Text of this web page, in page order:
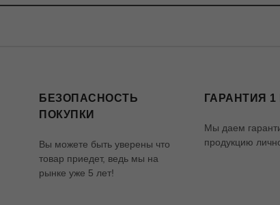
БЕЗОПАСНОСТЬ
ПОКУПКИ
Вы можете быть уверены что
товар приедет, ведь мы на
рынке уже 5 лет!
ГАРАНТИЯ
Мы даем
продукцию